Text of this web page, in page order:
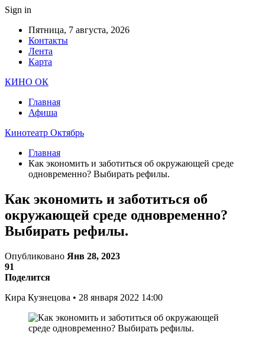
Sign in
Пятница, 7 августа, 2026
Контакты
Лента
Карта
КИНО ОК
Главная
Афиша
Кинотеатр Октябрь
Главная
Как экономить и заботиться об окружающей среде
одновременно? Выбирать рефилы.
Как экономить и заботиться об
окружающей среде одновременно?
Выбирать рефилы.
Опубликовано Янв 28, 2023
91
Поделится
Кира Кузнецова • 28 января 2022 14:00